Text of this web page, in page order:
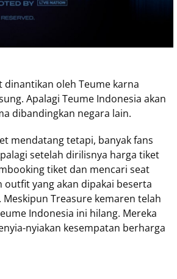
dinantikan oleh Teume karna
Apalagi Teume Indonesia akan
dibandingkan negara lain.
mendatang tetapi, banyak fans
setelah dirilisnya harga tiket
tiket dan mencari seat
yang akan dipakai beserta
Treasure kemaren telah
Indonesia ini hilang. Mereka
nyiakan kesempatan berharga